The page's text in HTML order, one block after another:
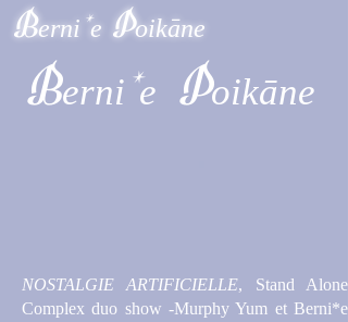
Berni e Poikāne
Berni *e Poikāne
NOSTALGIE ARTIFICIELLE, Stand Alone
Complex duo show -Murphy Yum et Berni*e